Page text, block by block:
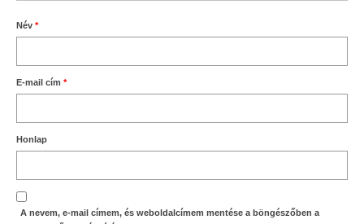
Név *
E-mail cím *
Honlap
A nevem, e-mail címem, és weboldalcímem mentése a böngészőben a